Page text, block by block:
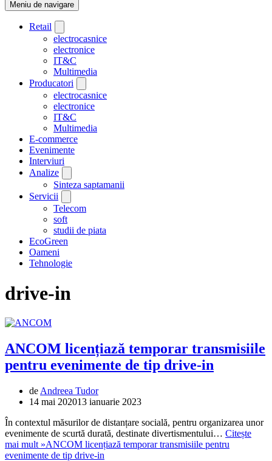
Meniu de navigare
Retail
electrocasnice
electronice
IT&C
Multimedia
Producatori
electrocasnice
electronice
IT&C
Multimedia
E-commerce
Evenimente
Interviuri
Analize
Sinteza saptamanii
Servicii
Telecom
soft
studii de piata
EcoGreen
Oameni
Tehnologie
drive-in
ANCOM licențiază temporar transmisiile
pentru evenimente de tip drive-in
de Andreea Tudor
14 mai 202013 ianuarie 2023
În contextul măsurilor de distanțare socială, pentru organizarea unor
evenimente de scurtă durată, destinate divertismentului… Citește
mai mult »ANCOM licențiază temporar transmisiile pentru
evenimente de tip drive-in